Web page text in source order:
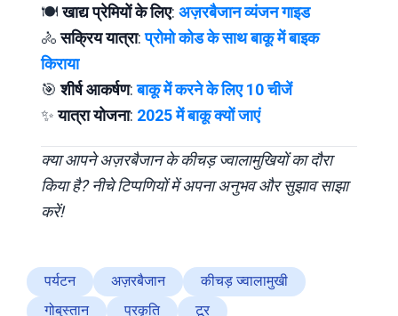
🍽️खाद्य प्रेमियों के लिए: अज़रबैजान व्यंजन गाइड
🚴सक्रिय यात्रा:प्रोमो कोड के साथ बाकू में बाइक
किराया
🎯शीर्ष आकर्षण:बाकू में करने के लिए 10 चीजें
✨यात्रा योजना: 2025 में बाकू क्यों जाएं
क्या आपने अज़रबैजान के कीचड़ ज्वालामुखियों का दौरा
किया है? नीचे टिप्पणियों में अपना अनुभव और सुझाव साझा
करें!
पर्यटन अज़रबैजान
कीचड़ ज्वालामुखी
गोबुस्तान
प्रकृति टूर